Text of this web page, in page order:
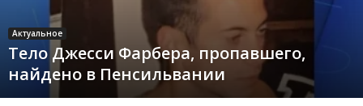
Актуальное
Тело Джесси Фарбера, пропавшего,
найдено в Пенсильвании